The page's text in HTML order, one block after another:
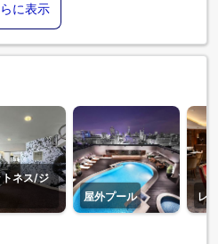
に表示
トネス/ジ
屋外プール レ